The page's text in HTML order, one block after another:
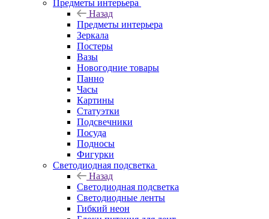
Предметы интерьера
Назад
Предметы интерьера
Зеркала
Постеры
Вазы
Новогодние товары
Панно
Часы
Картины
Статуэтки
Подсвечники
Посуда
Подносы
Фигурки
Светодиодная подсветка
Назад
Светодиодная подсветка
Светодиодные ленты
Гибкий неон